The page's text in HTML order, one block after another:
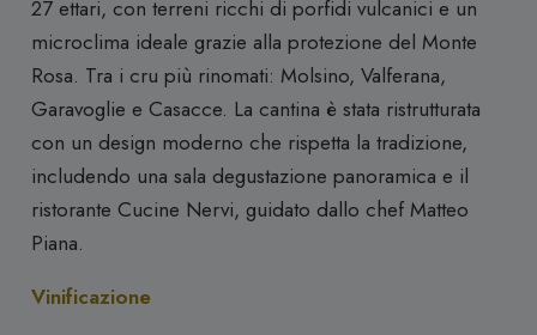
27 ettari, con terreni ricchi di porfidi vulcanici e un
microclima ideale grazie alla protezione del Monte
Rosa. Tra i cru più rinomati: Molsino, Valferana,
Garavoglie e Casacce. La cantina è stata ristrutturata
con un design moderno che rispetta la tradizione,
includendo una sala degustazione panoramica e il
ristorante Cucine Nervi, guidato dallo chef Matteo
Piana.
Vinificazione